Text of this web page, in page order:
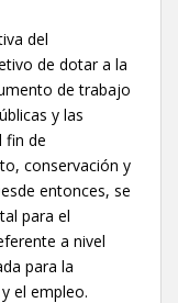
del
de dotar a la
de trabajo
y las
fin de
conservación y
entonces, se
para el
a nivel
para la
el empleo.